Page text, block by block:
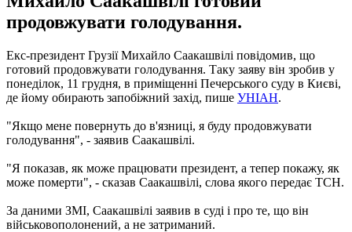
продовжувати голодування.
Екс-президент Грузії Михайло Саакашвілі повідомив, що
готовий продовжувати голодування. Таку заяву він зробив у
понеділок, 11 грудня, в приміщенні Печерського суду в Києві,
де йому обирають запобіжний захід, пише УНІАН.
"Якщо мене повернуть до в'язниці, я буду продовжувати
голодування", - заявив Саакашвілі.
"Я показав, як може працювати президент, а тепер покажу, як
може померти", - сказав Саакашвілі, слова якого передає ТСН.
За даними ЗМІ, Саакашвілі заявив в суді і про те, що він
військовополонений, а не затриманий.